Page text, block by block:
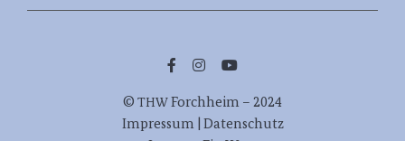
© THW Forch­heim – 2024
Impres­sum | Datenschutz